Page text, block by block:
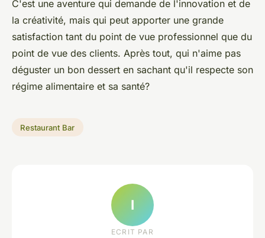
C'est une aventure qui demande de l'innovation et de
la créativité, mais qui peut apporter une grande
satisfaction tant du point de vue professionnel que du
point de vue des clients. Après tout, qui n'aime pas
déguster un bon dessert en sachant qu'il respecte son
régime alimentaire et sa santé?
Restaurant Bar
I
ECRIT PAR